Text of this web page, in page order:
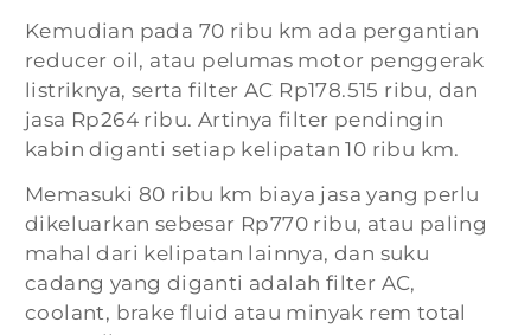
Kemudian pada 70 ribu km ada pergantian
reducer oil, atau pelumas motor penggerak
listriknya, serta filter AC Rp178.515 ribu, dan
jasa Rp264 ribu. Artinya filter pendingin
kabin diganti setiap kelipatan 10 ribu km.
Memasuki 80 ribu km biaya jasa yang perlu
dikeluarkan sebesar Rp770 ribu, atau paling
mahal dari kelipatan lainnya, dan suku
cadang yang diganti adalah filter AC,
coolant, brake fluid atau minyak rem total